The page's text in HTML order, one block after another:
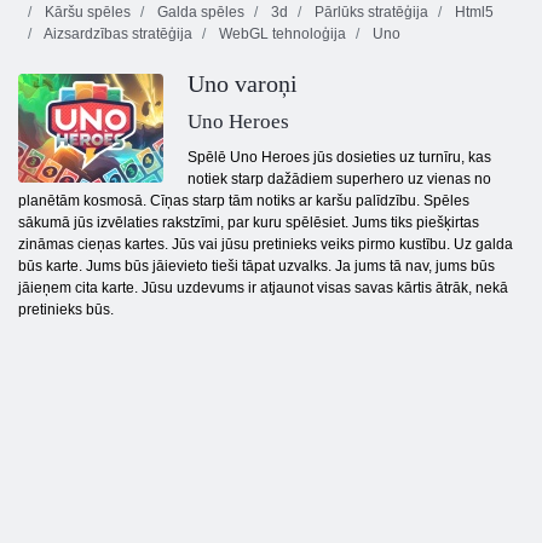
Kāršu spēles
Galda spēles 3d Pārlūks stratēģija
Html5
Aizsardzības stratēģija
WebGL tehnoloģija Uno
Uno varoņi
Uno Heroes
Spēlē Uno Heroes jūs dosieties uz turnīru, kas
notiek starp dažādiem superhero uz vienas no
planētām kosmosā. Cīņas starp tām notiks ar karšu palīdzību. Spēles
sākumā jūs izvēlaties rakstzīmi, par kuru spēlēsiet. Jums tiks piešķirtas
zināmas cieņas kartes. Jūs vai jūsu pretinieks veiks pirmo kustību. Uz galda
būs karte. Jums būs jāievieto tieši tāpat uzvalks. Ja jums tā nav, jums būs
jāieņem cita karte. Jūsu uzdevums ir atjaunot visas savas kārtis ātrāk, nekā
pretinieks būs.